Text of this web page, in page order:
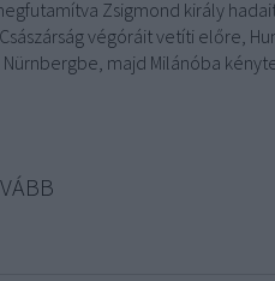
Zsigmond király
végóráit vetíti előre,
majd Milánóba